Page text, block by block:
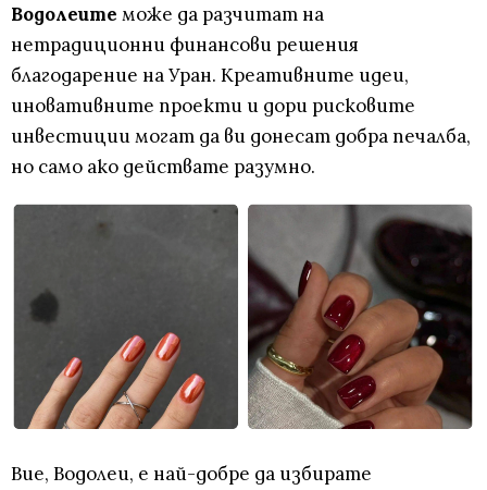
Водолеите може да разчитат на
нетрадиционни финансови решения
благодарение на Уран. Креативните идеи,
иновативните проекти и дори рисковите
инвестиции могат да ви донесат добра печалба,
но само ако действате разумно.
Вие, Водолеи, е най-добре да избирате